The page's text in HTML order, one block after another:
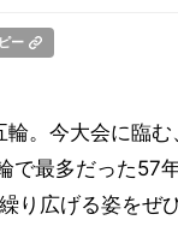
ー
。今大会に臨
で最多だった57
り広げる姿をぜ